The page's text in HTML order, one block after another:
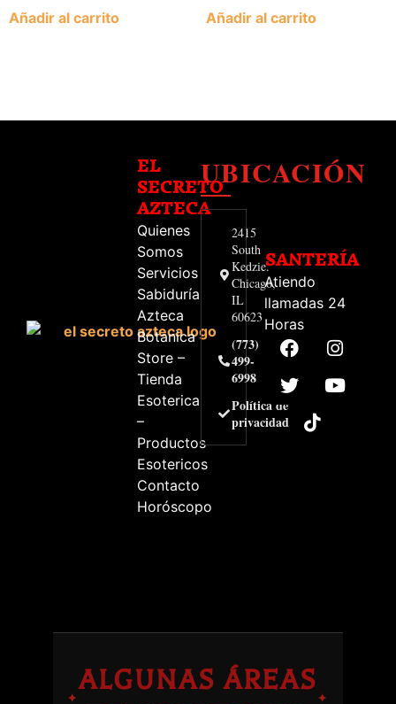
Añadir al carrito Añadir al carrito
EL
SECRETO
AZTECA
Quienes
Somos
Servicios
Sabiduría
Azteca
Botanica
Store –
Tienda
Esoterica
–
Productos
Esotericos
Contacto
Horóscopo
UBICACIÓN
2415
South
Kedzie.
Chicago,
IL
60623
(773)
499-
6998
Política de
privacidad
SANTERÍA
Atiendo
llamadas 24
Horas
✦
ALGUNAS ÁREAS
✦